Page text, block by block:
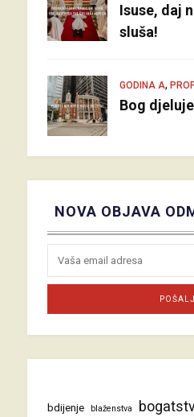
Isuse, daj
sluša!
GODINA A,
Bog
NOVA OBJAVA
bdijenje blaženstva